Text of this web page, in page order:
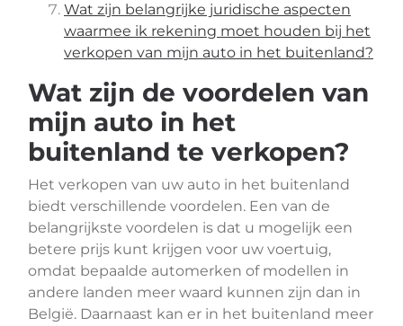
Wat zijn belangrijke juridische aspecten
waarmee ik rekening moet houden bij het
verkopen van mijn auto in het buitenland?
Wat zijn de voordelen van
mijn auto in het
buitenland te verkopen?
Het verkopen van uw auto in het buitenland
biedt verschillende voordelen. Een van de
belangrijkste voordelen is dat u mogelijk een
betere prijs kunt krijgen voor uw voertuig,
omdat bepaalde automerken of modellen in
andere landen meer waard kunnen zijn dan in
België. Daarnaast kan er in het buitenland meer